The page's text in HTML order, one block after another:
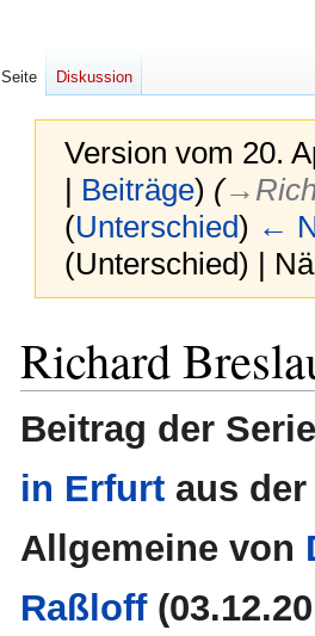
Version vom 20.
| Beiträge) (
(Unterschied) ←
(Unterschied) |
Navigation
springen
Suche
springen
Richard
Beitrag der
in Erfurt aus
Allgemeine von
Raßloff
Seite Diskussion